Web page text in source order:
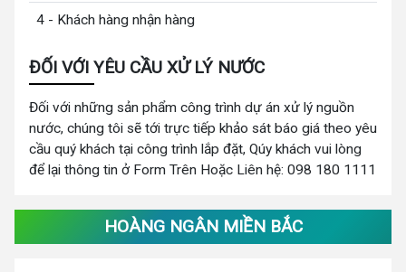
4 - Khách hàng nhận hàng
ĐỐI VỚI YÊU CẦU XỬ LÝ NƯỚC
Đối với những sản phẩm công trình dự án xử lý nguồn
nước, chúng tôi sẽ tới trực tiếp khảo sát báo giá theo yêu
cầu quý khách tại công trình lắp đặt, Qúy khách vui lòng
để lại thông tin ở Form Trên Hoặc Liên hệ: 098 180 1111
HOÀNG NGÂN MIỀN BẮC